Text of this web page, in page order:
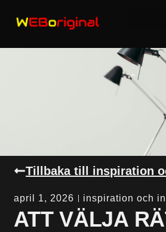
Tillbaka till inspiration
april 1, 2026 inspiration och
ATT VÄLJA